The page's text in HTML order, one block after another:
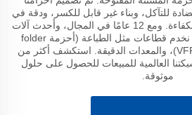
للتآكل، وبناء غير قابل للكسر، ودقة في
عرض الأسنان لنقل الطاقة بكفاءة. ومع 12 عامًا في المجال، وأحدث آلات
الطلاء والتكنولوجيا طحن، نخدم قطاعات مثل الطباعة (أحزمة folder
gluer)، والغذاء (أحزمة VFFS)، والمعدات الدقيقة. استكشف أكثر من
العالمية للمبيعات للحصول على حلول
موثوقة.